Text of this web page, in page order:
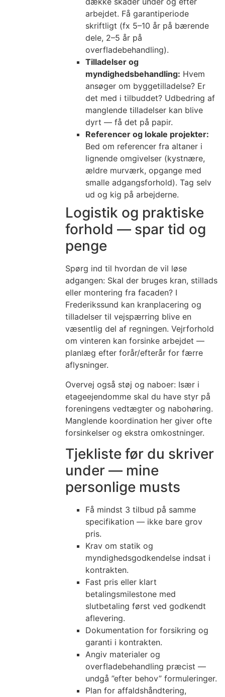
arbejdet. Få garantiperiode
skriftligt (fx 5–10 år på bærende
dele, 2–5 år på
overfladebehandling).
Tilladelser og
myndighedsbehandling: Hvem
ansøger om byggetilladelse? Er
det med i tilbuddet? Udbedring af
manglende tilladelser kan blive
dyrt — få det på papir.
Referencer og lokale projekter:
Bed om referencer fra altaner i
lignende omgivelser (kystnære,
ældre murværk, opgange med
smalle adgangsforhold). Tag selv
ud og kig på arbejderne.
Logistik og praktiske
forhold — spar tid og
penge
Spørg ind til hvordan de vil løse
adgangen: Skal der bruges kran, stillads
eller montering fra facaden? I
Frederikssund kan kranplacering og
tilladelser til vejspærring blive en
væsentlig del af regningen. Vejrforhold
om vinteren kan forsinke arbejdet —
planlæg efter forår/efterår for færre
aflysninger.
Overvej også støj og naboer: Især i
etageejendomme skal du have styr på
foreningens vedtægter og nabohøring.
Manglende koordination her giver ofte
forsinkelser og ekstra omkostninger.
Tjekliste før du skriver
under — mine
personlige musts
Få mindst 3 tilbud på samme
specifikation — ikke bare grov
pris.
Krav om statik og
myndighedsgodkendelse indsat i
kontrakten.
Fast pris eller klart
betalingsmilestone med
slutbetaling først ved godkendt
aflevering.
Dokumentation for forsikring og
garanti i kontrakten.
Angiv materialer og
overfladebehandling præcist —
undgå ”efter behov” formuleringer.
Plan for affaldshåndtering,